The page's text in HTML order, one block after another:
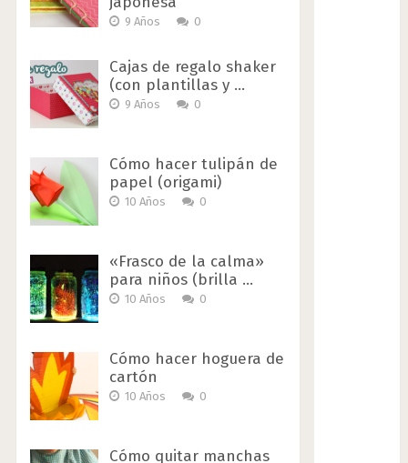
9 Años 0
Cajas de regalo shaker
(con plantillas y …
9 Años 0
Cómo hacer tulipán de
papel (origami)
10 Años 0
«Frasco de la calma»
para niños (brilla …
10 Años 0
Cómo hacer hoguera de
cartón
10 Años 0
Cómo quitar manchas